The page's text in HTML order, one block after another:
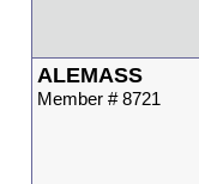
ALEMASS
Member # 8721